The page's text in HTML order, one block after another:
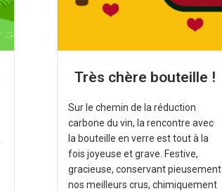
Très chère bouteille !
Sur le chemin de la réduction
carbone du vin, la rencontre avec
la bouteille en verre est tout à la
fois joyeuse et grave. Festive,
gracieuse, conservant pieusement
nos meilleurs crus, chimiquement